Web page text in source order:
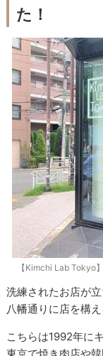
た！
【Kimchi Lab Tokyo
洗練されたお店が
八幡通りに店を構
こちらは1992年に
東京で焼き肉店や